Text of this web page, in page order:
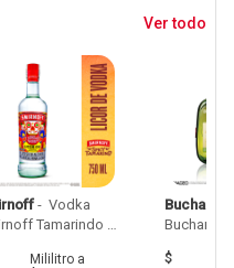
Ver todo
- Vodka
Tamarindo
Mililitroa
$